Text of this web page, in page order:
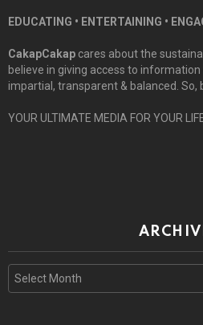
EDUCATING • ENTERTAINING •
CakapCakap cares about the
believe in giving access to
impartial, transparent & balanced.
YOUR ULTIMATE MEDIA FOR YOUR
Archives